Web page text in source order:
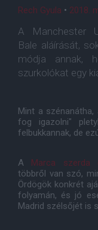
Rech Gyula • 2018.
A Manchester
Bale aláírását,
módja annak,
szurkolókat egy
Mint a szénanátha,
fog igazolni"
felbukkannak, de
A Marca szerda
többről van szó,
Ördögök konkrét
folyamán, és jó
Madrid szélsőjét is